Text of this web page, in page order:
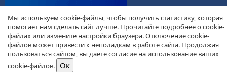
Мы используем cookie-файлы, чтобы получить статистику, которая
помогает нам сделать сайт лучше. Прочитайте подробнее о cookie-
файлах или измените настройки браузера. Отключение cookie-
файлов может привести к неполадкам в работе сайта. Продолжая
пользоваться сайтом, вы даете согласие на использование ваших
cookie-файлов.